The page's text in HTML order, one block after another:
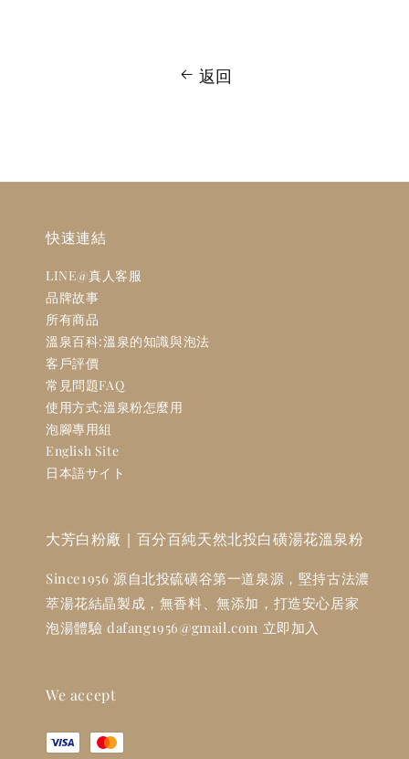
返回
快速連結
LINE@真人客服
品牌故事
所有商品
溫泉百科:溫泉的知識與泡法
客戶評價
常見問題FAQ
使用方式:溫泉粉怎麼用
泡腳專用組
English Site
日本語サイト
大芳白粉廠｜百分百純天然北投白磺湯花溫泉粉
Since1956 源自北投硫磺谷第一道泉源，堅持古法濃
萃湯花結晶製成，無香料、無添加，打造安心居家
泡湯體驗 dafang1956@gmail.com 立即加入
We accept